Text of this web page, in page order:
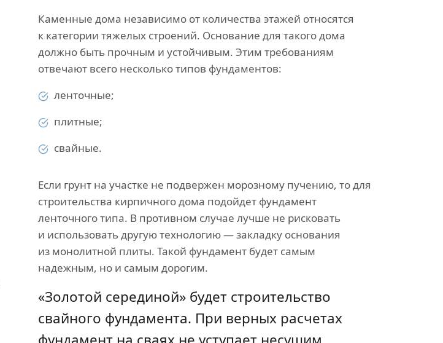
Каменные дома независимо от количества этажей относятся
к категории тяжелых строений. Основание для такого дома
должно быть прочным и устойчивым. Этим требованиям
отвечают всего несколько типов фундаментов:
ленточные;
плитные;
свайные.
Если грунт на участке не подвержен морозному пучению, то для
строительства кирпичного дома подойдет фундамент
ленточного типа. В противном случае лучше не рисковать
и использовать другую технологию — закладку основания
из монолитной плиты. Такой фундамент будет самым
надежным, но и самым дорогим.
«Золотой серединой» будет строительство
свайного фундамента. При верных расчетах